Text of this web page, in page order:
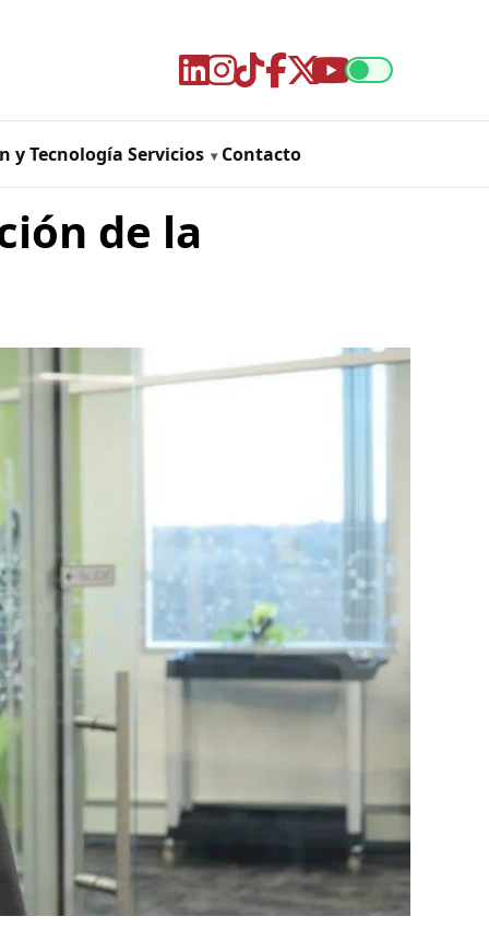
y Tecnología Servicios Contacto
de la